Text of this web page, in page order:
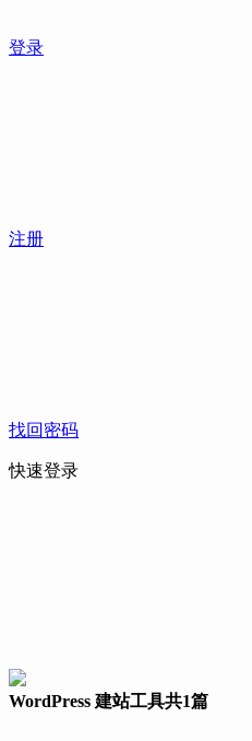
登录
注册
找回密码
快速登录
WordPress 建站工具共1篇